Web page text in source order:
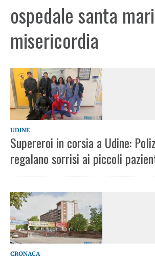
ospedale santa
misericordia
UDINE
Supereroi in corsia a Udine:
regalano sorrisi ai piccoli
CRONACA